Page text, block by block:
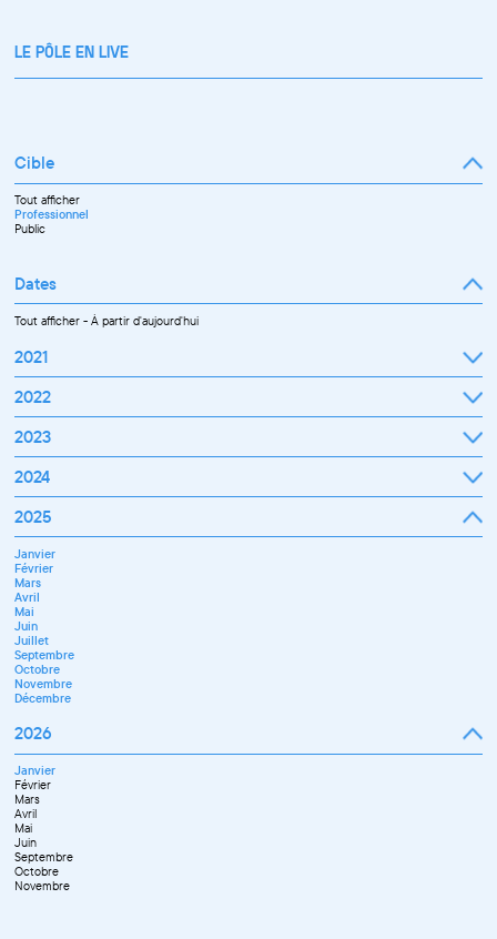
LE PÔLE EN LIVE
Cible
Tout afficher
Professionnel
Public
Dates
Tout afficher-À partir d'aujourd'hui
2021
Septembre
Octobre
Novembre
Décembre
2022
Janvier
Février
Mars
Avril
Juillet
Septembre
Octobre
Novembre
Décembre
2023
Janvier
Février
Mars
Avril
Septembre
Octobre
Novembre
Décembre
2024
Janvier
Février
Mars
Avril
Mai
Juin
Juillet
Septembre
Novembre
Décembre
2025
Janvier
Février
Mars
Avril
Mai
Juin
Juillet
Septembre
Octobre
Novembre
Décembre
2026
Janvier
Février
Mars
Avril
Mai
Juin
Septembre
Octobre
Novembre